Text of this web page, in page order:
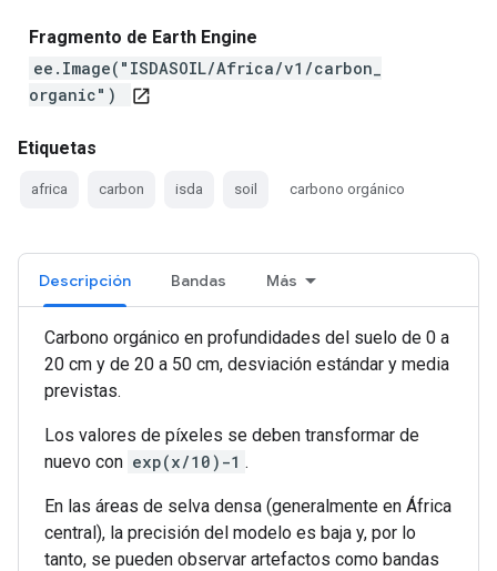
Fragmento de Earth Engine
ee.Image("ISDASOIL/Africa/v1/carbon_
organic")
open_in_new
Etiquetas
africa carbon isda soil carbono orgánico
Descripción Bandas Más
Carbono orgánico en profundidades del suelo de 0 a
20 cm y de 20 a 50 cm, desviación estándar y media
previstas.
Los valores de píxeles se deben transformar de
nuevo con exp(x/10)-1 .
En las áreas de selva densa (generalmente en África
central), la precisión del modelo es baja y, por lo
tanto, se pueden observar artefactos como bandas